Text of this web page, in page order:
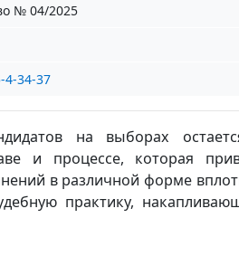
№ 04/2025
4-34-37
на выборах
и процессе, которая
в различной форме
практику,